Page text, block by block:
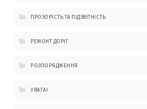
ПРОЗОРІСТЬ ТА ПІДЗВІТНІСТЬ
РЕМОНТ ДОРІГ
РОЗПОРЯДЖЕННЯ
УВАГА!